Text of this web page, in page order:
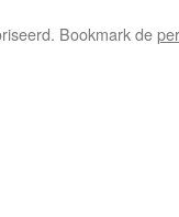
Bookmark de